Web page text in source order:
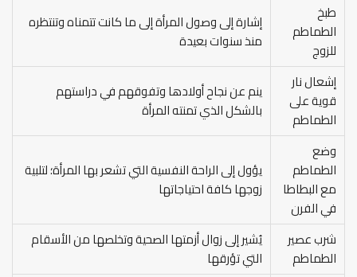
طبخ
الطماطم
للزوج
إشارة إلى وصول المرأة إلى ما كانت تتمناه وتنتظره
منذ سنوات بعيدة
إشعال نار
قوية على
الطماطم
ينم عن نجاح أولادها وتفوقهم في دراستهم
بالشكل الذي تمنته المرأة
وضع
الطماطم
مع البطاطا
في الفرن
يؤول إلى الراحة النفسية التي تشعر بها المرأة؛ لتلبية
زوجها كافة احتياجاتها
شرب عصير
الطماطم
يُشير إلى زوال أزمتها الصحية وتخلصها من الأسقام
التي تؤرقها